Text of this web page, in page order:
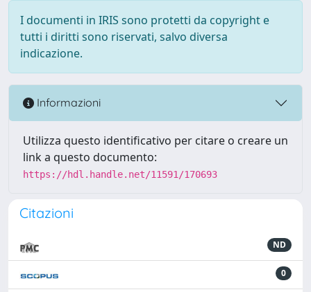
I documenti in IRIS sono protetti da copyright e
tutti i diritti sono riservati, salvo diversa
indicazione.
Informazioni
Utilizza questo identificativo per citare o creare un
link a questo documento:
https://hdl.handle.net/11591/170693
Citazioni
ND
0